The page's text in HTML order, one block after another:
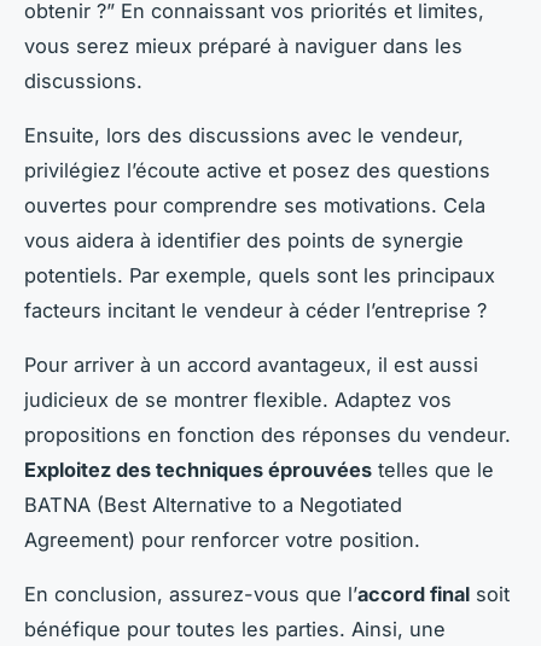
obtenir ?” En connaissant vos priorités et limites,
vous serez mieux préparé à naviguer dans les
discussions.
Ensuite, lors des discussions avec le vendeur,
privilégiez l’écoute active et posez des questions
ouvertes pour comprendre ses motivations. Cela
vous aidera à identifier des points de synergie
potentiels. Par exemple, quels sont les principaux
facteurs incitant le vendeur à céder l’entreprise ?
Pour arriver à un accord avantageux, il est aussi
judicieux de se montrer flexible. Adaptez vos
propositions en fonction des réponses du vendeur.
Exploitez des techniques éprouvées telles que le
BATNA (Best Alternative to a Negotiated
Agreement) pour renforcer votre position.
En conclusion, assurez-vous que l’accord final soit
bénéfique pour toutes les parties. Ainsi, une